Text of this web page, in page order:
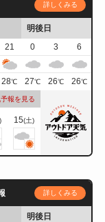
詳しくみる
明後日
21 0 3
6
28℃ 27℃ 26℃ 26℃
報を見る
15(土)
詳しくみる
明後日